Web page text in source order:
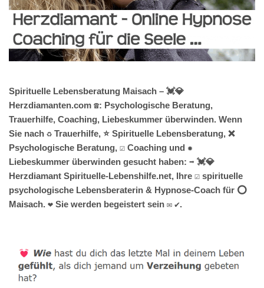
Spirituelle Lebensberatung Maisach – 💓️💎
Herzdiamanten.com ☎️: Psychologische Beratung,
Trauerhilfe, Coaching, Liebeskummer überwinden. Wenn
Sie nach ♻ Trauerhilfe, ⭐ Spirituelle Lebensberatung, ❌
Psychologische Beratung, ☑️ Coaching und ✹
Liebeskummer überwinden gesucht haben: ➡️ 💓️💎
Herzdiamant Spirituelle-Lebenshilfe.net, Ihre ☑️ spirituelle
psychologische Lebensberaterin & Hypnose-Coach für ⭕
Maisach. ❤ Sie werden begeistert sein ✉ ✔.